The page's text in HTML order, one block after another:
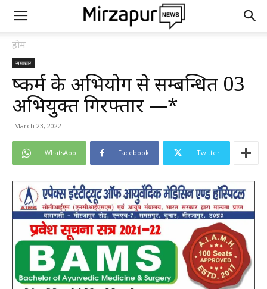
होम
समाचार
दुष्कर्म के अभियोग से सम्बन्धित 03
अभियुक्त गिरफ्तार —*
March 23, 2022
WhatsApp Facebook Twitter